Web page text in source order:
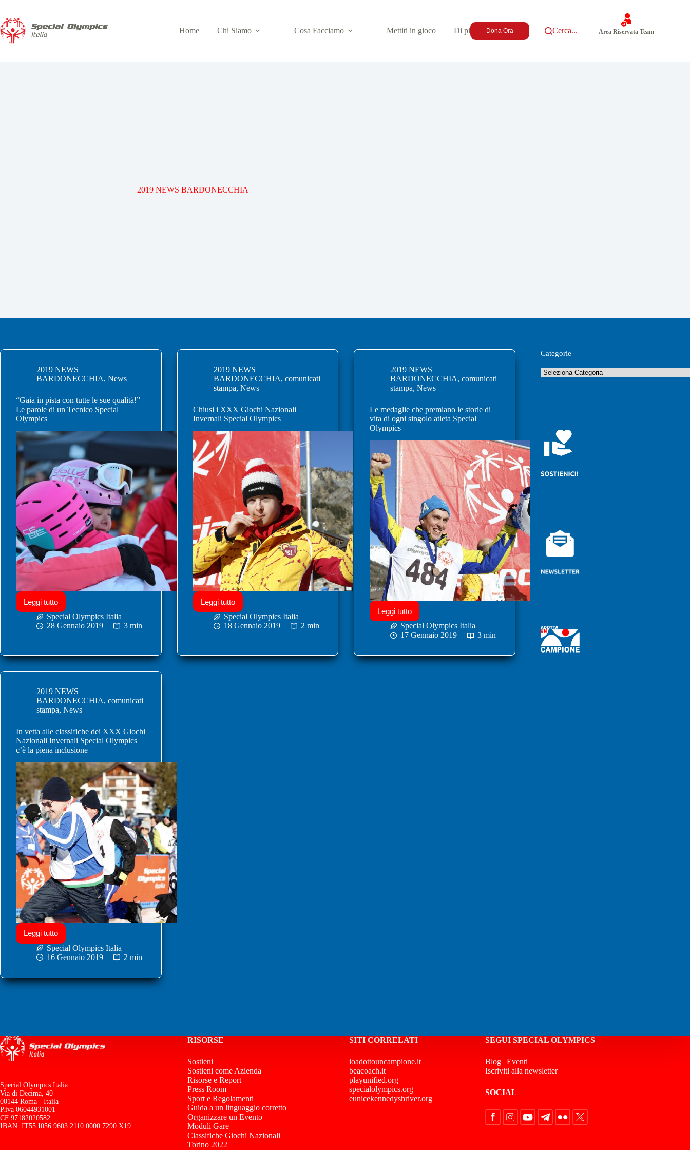
Home Chi Siamo Cosa Facciamo Mettiti in gioco Di più Dona Ora Cerca... Area Riservata Team
2019 NEWS BARDONECCHIA
2019 NEWS
BARDONECCHIA, News
“Gaia in pista con tutte le sue qualità!”
Le parole di un Tecnico Special
Olympics
Leggi tutto
Special Olympics Italia
28 Gennaio 2019
3 min
2019 NEWS
BARDONECCHIA, comunicati
stampa, News
Chiusi i XXX Giochi Nazionali
Invernali Special Olympics
Leggi tutto
Special Olympics Italia
18 Gennaio 2019
2 min
2019 NEWS
BARDONECCHIA,comunicati
stampa,News
Le medaglie che premiano le storie di
vita di ogni singolo atleta Special
Olympics
Leggi tutto
Special Olympics Italia
17 Gennaio 2019
3 min
2019 NEWS
BARDONECCHIA, comunicati
stampa, News
In vetta alle classifiche dei XXX Giochi
Nazionali Invernali Special Olympics
c’è la piena inclusione
Leggi tutto
Special Olympics Italia
16 Gennaio 2019
2 min
Categorie
Special Olympics Italia
Via di Decima, 40
00144 Roma - Italia
P.iva 06044931001
CF 97182020582
IBAN: IT55 I056 9603 2110 0000 7290 X19
RISORSE
Sostieni
Sostieni come Azienda
Risorse e Report
Press Room
Sport e Regolamenti
Guida a un linguaggio corretto
Organizzare un Evento
Moduli Gare
Classifiche Giochi Nazionali
Torino 2022
SITI CORRELATI
ioadottouncampione.it
beacoach.it
playunified.org
specialolympics.org
eunicekennedyshriver.org
SEGUI SPECIAL OLYMPICS
Blog| Eventi
Iscriviti alla newsletter
SOCIAL